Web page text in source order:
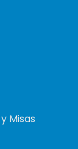
Misas